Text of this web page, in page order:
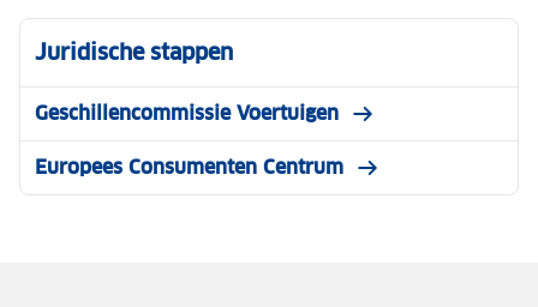
Juridische stappen
Geschillencommissie Voertuigen
Europees Consumenten Centrum